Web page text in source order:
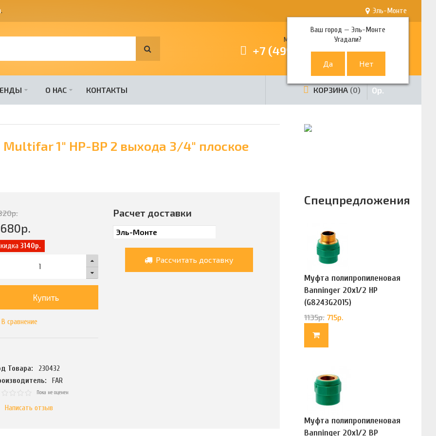
. Эль-Монте
Ваш город —Эль-Монте
Угадали?
Многоканальный телефон
+7 (499) 380-80-80
О НАС КОНТАКТЫ КОРЗИНА 0 0р.
Multifar 1" НР-ВР 2 выхода 3/4" плоское
р.
р.
3140р.
Купить
В сравнение
Товара:
230432
FAR
Пока не оценен
Написать отзыв
Расчет доставки
Рассчитать доставку
Спецпредложения
Муфта полипропиленовая
Banninger 20х1/2 НР
(G8243G2015)
1135р. 715р.
Муфта полипропиленовая
Banninger 20х1/2 ВР